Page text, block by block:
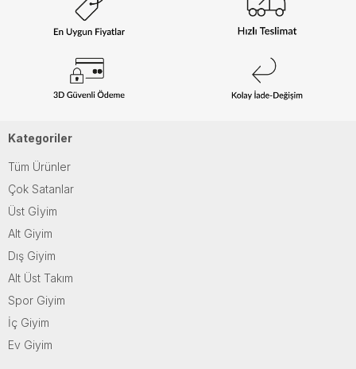
Kategoriler
Tüm Ürünler
Çok Satanlar
Üst Gİyim
Alt Giyim
Dış Giyim
Alt Üst Takım
Spor Giyim
İç Giyim
Ev Giyim